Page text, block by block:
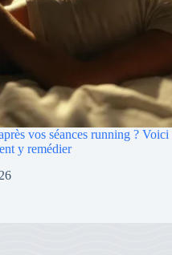
vos séances running ? Voici
y remédier